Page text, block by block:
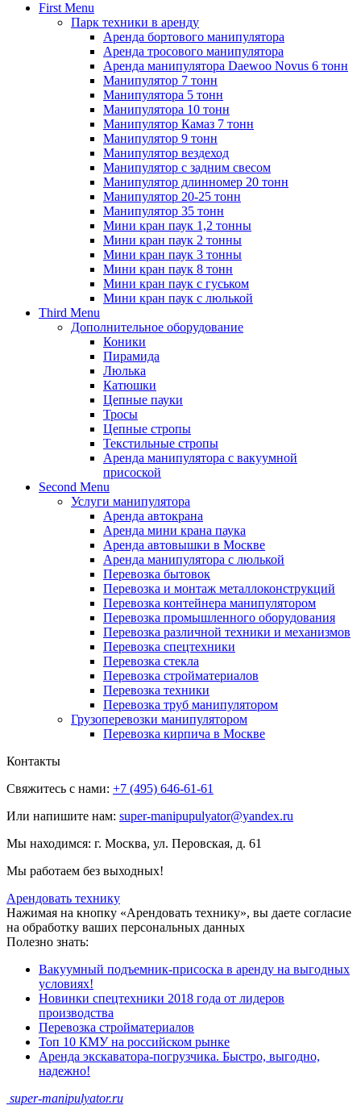
First Menu
Парк техники в аренду
Аренда бортового манипулятора
Аренда тросового манипулятора
Аренда манипулятора Daewoo Novus 6 тонн
Манипулятор 7 тонн
Манипулятора 5 тонн
Манипулятора 10 тонн
Манипулятор Камаз 7 тонн
Манипулятор 9 тонн
Манипулятор вездеход
Манипулятор с задним свесом
Манипулятор длинномер 20 тонн
Манипулятор 20-25 тонн
Манипулятор 35 тонн
Мини кран паук 1,2 тонны
Мини кран паук 2 тонны
Мини кран паук 3 тонны
Мини кран паук 8 тонн
Мини кран паук с гуськом
Мини кран паук с люлькой
Third Menu
Дополнительное оборудование
Коники
Пирамида
Люлька
Катюшки
Цепные пауки
Тросы
Цепные стропы
Текстильные стропы
Аренда манипулятора с вакуумной
присоской
Second Menu
Услуги манипулятора
Аренда автокрана
Аренда мини крана паука
Аренда автовышки в Москве
Аренда манипулятора с люлькой
Перевозка бытовок
Перевозка и монтаж металлоконструкций
Перевозка контейнера манипулятором
Перевозка промышленного оборудования
Перевозка различной техники и механизмов
Перевозка спецтехники
Перевозка стекла
Перевозка стройматериалов
Перевозка техники
Перевозка труб манипулятором
Грузоперевозки манипулятором
Перевозка кирпича в Москве
Контакты
Свяжитесь с нами: +7 (495) 646-61-61
Или напишите нам: super-manipupulyator@yandex.ru
Мы находимся: г. Москва, ул. Перовская, д. 61
Мы работаем без выходных!
Арендовать технику
Нажимая на кнопку «Арендовать технику», вы даете согласие
на обработку ваших персональных данных
Полезно знать:
Вакуумный подъемник-присоска в аренду на выгодных
условиях!
Новинки спецтехники 2018 года от лидеров
производства
Перевозка стройматериалов
Топ 10 КМУ на российском рынке
Аренда экскаватора-погрузчика. Быстро, выгодно,
надежно!
super-manipulyator.ru